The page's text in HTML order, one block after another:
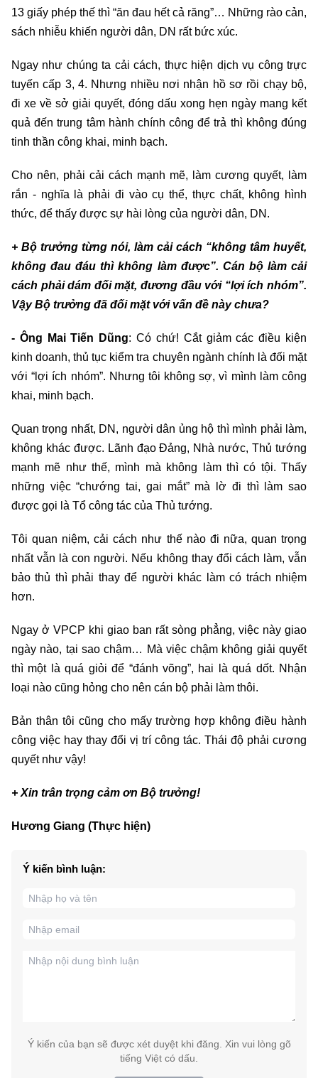
13 giấy phép thế thì “ăn đau hết cả răng”… Những rào cản,
sách nhiễu khiến người dân, DN rất bức xúc.
Ngay như chúng ta cải cách, thực hiện dịch vụ công trực
tuyến cấp 3, 4. Nhưng nhiều nơi nhận hồ sơ rồi chạy bộ,
đi xe về sở giải quyết, đóng dấu xong hẹn ngày mang kết
quả đến trung tâm hành chính công để trả thì không đúng
tinh thần công khai, minh bạch.
Cho nên, phải cải cách mạnh mẽ, làm cương quyết, làm
rắn - nghĩa là phải đi vào cụ thể, thực chất, không hình
thức, để thấy được sự hài lòng của người dân, DN.
+ Bộ trưởng từng nói, làm cải cách “không tâm huyết,
không đau đáu thì không làm được”. Cán bộ làm cải
cách phải dám đối mặt, đương đầu với “lợi ích nhóm”.
Vậy Bộ trưởng đã đối mặt với vấn đề này chưa?
- Ông Mai Tiến Dũng: Có chứ! Cắt giảm các điều kiện
kinh doanh, thủ tục kiểm tra chuyên ngành chính là đối mặt
với “lợi ích nhóm”. Nhưng tôi không sợ, vì mình làm công
khai, minh bạch.
Quan trọng nhất, DN, người dân ủng hộ thì mình phải làm,
không khác được. Lãnh đạo Đảng, Nhà nước, Thủ tướng
mạnh mẽ như thế, mình mà không làm thì có tội. Thấy
những việc “chướng tai, gai mắt” mà lờ đi thì làm sao
được gọi là Tổ công tác của Thủ tướng.
Tôi quan niệm, cải cách như thế nào đi nữa, quan trọng
nhất vẫn là con người. Nếu không thay đổi cách làm, vẫn
bảo thủ thì phải thay để người khác làm có trách nhiệm
hơn.
Ngay ở VPCP khi giao ban rất sòng phẳng, việc này giao
ngày nào, tại sao chậm… Mà việc chậm không giải quyết
thì một là quá giỏi để “đánh võng”, hai là quá dốt. Nhận
loại nào cũng hỏng cho nên cán bộ phải làm thôi.
Bản thân tôi cũng cho mấy trường hợp không điều hành
công việc hay thay đổi vị trí công tác. Thái độ phải cương
quyết như vậy!
+ Xin trân trọng cảm ơn Bộ trưởng!
Hương Giang (Thực hiện)
Ý kiến bình luận:
Ý kiến của bạn sẽ được xét duyệt khi đăng. Xin vui lòng gõ
tiếng Việt có dấu.